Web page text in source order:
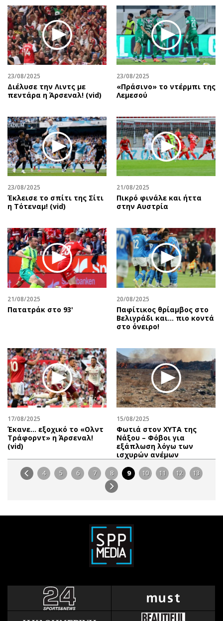
23/08/2025
Διέλυσε την Λιντς με
πεντάρα η Άρσεναλ! (vid)
23/08/2025
«Πράσινο» το ντέρμπι της
Λεμεσού
23/08/2025
Έκλεισε το σπίτι της Σίτι
η Τότεναμ! (vid)
21/08/2025
Πικρό φινάλε και ήττα
στην Αυστρία
21/08/2025
Πατατράκ στο 93'
20/08/2025
Παφίτικος θρίαμβος στο
Βελιγράδι και... πιο κοντά
στο όνειρο!
17/08/2025
Έκανε… εξοχικό το «Ολντ
Τράφορντ» η Άρσεναλ!
(vid)
15/08/2025
Φωτιά στον ΧΥΤΑ της
Νάξου – Φόβοι για
εξάπλωση λόγω των
ισχυρών ανέμων
4 5 6 7 8 9 10 11 12 13